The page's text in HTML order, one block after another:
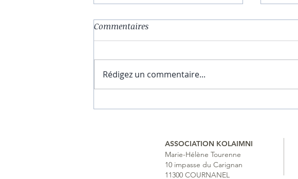
Commentaires
Rédigez un commentaire...
ASSOCIATION KOLAIMNI
Marie-Hélène Tourenne
10 impasse du Carignan
11300 COURNANEL